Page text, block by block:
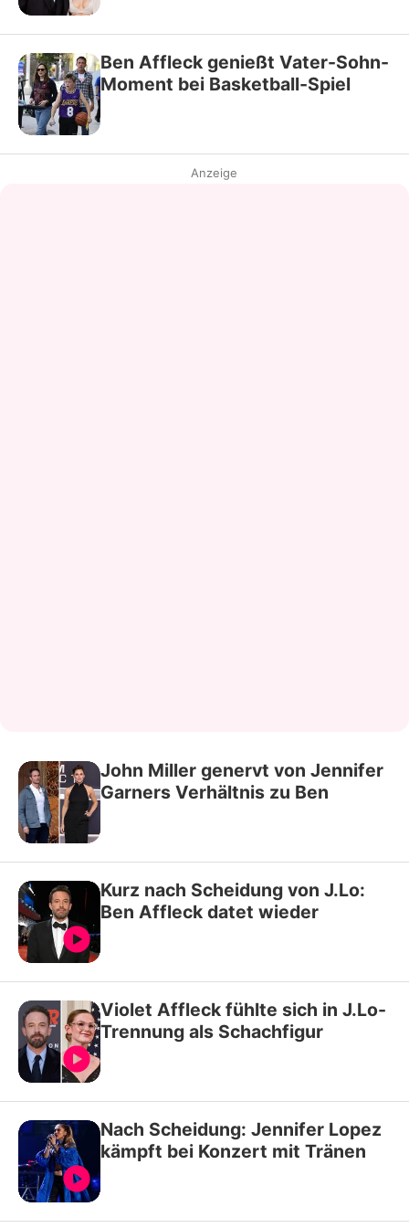
Ben Affleck genießt Vater-Sohn-
Moment bei Basketball-Spiel
Anzeige
John Miller genervt von Jennifer
Garners Verhältnis zu Ben
Kurz nach Scheidung von J.Lo:
Ben Affleck datet wieder
Violet Affleck fühlte sich in J.Lo-
Trennung als Schachfigur
Nach Scheidung: Jennifer Lopez
kämpft bei Konzert mit Tränen